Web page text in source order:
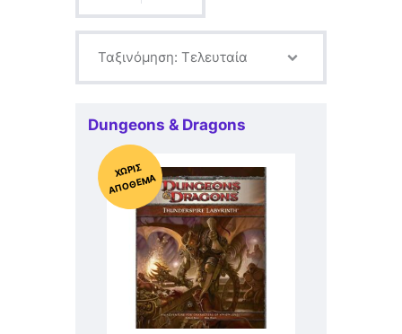
Dungeons & Dragons
Χ
ΩΡΊΣ
Α
Π
Ό
ΘΕ
ΜΑ